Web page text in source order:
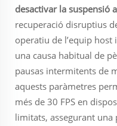
desactivar la suspensió
recuperació disruptius
operatiu de l’equip
una causa habitual de
pausas intermitents de
aquests paràmetres
més de 30 FPS en
limitats, assegurant